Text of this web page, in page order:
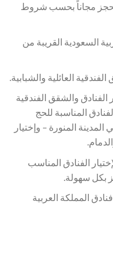
مجاناً بحسب شروط
السعودية القريبة من
العائلية والشبابية.
والشقق الفندقية
المناسبة للحج
المنورة – وإختيار
الفنادق المناسب
بكل سهولة.
المملكة العربية